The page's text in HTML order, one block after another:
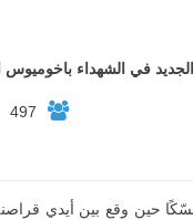
في الشهداء باخوميوس
497
حين وقع بين أيدي